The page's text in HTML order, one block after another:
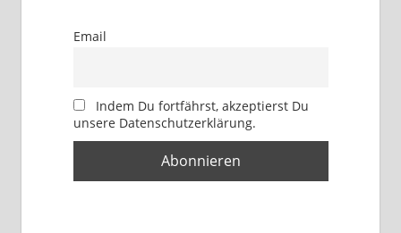
Email
Indem Du fortfährst, akzeptierst Du
unsere Datenschutzerklärung.